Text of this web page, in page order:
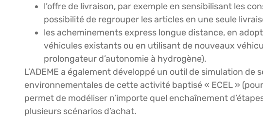
l’offre de livraison, par exemple en sensibilisant les
possibilité de regrouper les articles en une seule
les acheminements express longue distance, en
véhicules existants ou en utilisant de nouveaux
prolongateur d’autonomie à hydrogène).
L’ADEME a également développé un outil de simulation
environnementales de cette activité baptisé « ECEL »
permet de modéliser n’importe quel enchaînement
plusieurs scénarios d’achat.